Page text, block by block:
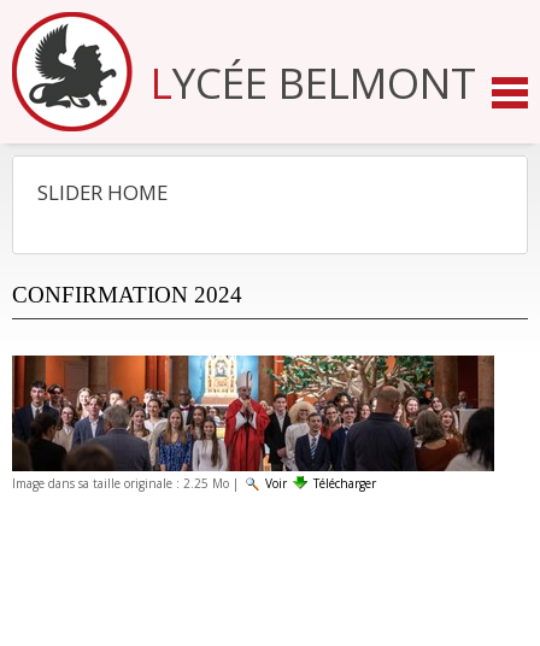
Aller
au
contenu.
|
Aller
LYCÉE BELMONT
NAVIGATION
SLIDER HOME
CONFIRMATION 2024
Image dans sa taille originale : 2.25 Mo | Voir Télécharger